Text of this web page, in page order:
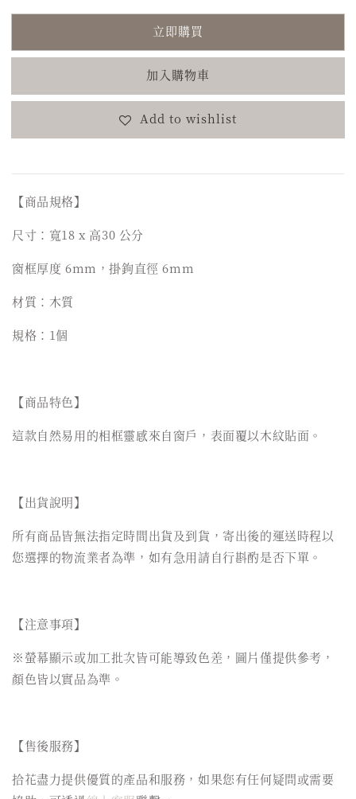
立即購買
加入購物車
Add to wishlist
【商品規格】
尺寸：寬18 x 高30 公分
窗框厚度 6mm，掛鉤直徑 6mm
材質：木質
規格：1個
【商品特色】
這款自然易用的相框靈感來自窗戶，表面覆以木紋貼面。
【出貨說明】
所有商品皆無法指定時間出貨及到貨，寄出後的運送時程以
您選擇的物流業者為準，如有急用請自行斟酌是否下單。
【注意事項】
※螢幕顯示或加工批次皆可能導致色差，圖片僅提供參考，
顏色皆以實品為準。
【售後服務】
拾花盡力提供優質的產品和服務，如果您有任何疑問或需要